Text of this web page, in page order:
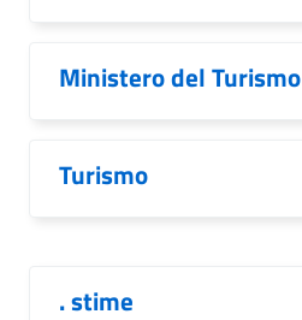
Ministero del Turismo
Turismo
. stime